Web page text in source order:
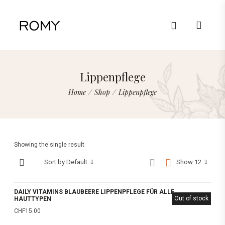
Lippenpflege
Home / Shop / Lippenpflege
Showing the single result
Show 12
Sort by Default
Out of stock
DAILY VITAMINS BLAUBEERE LIPPENPFLEGE FÜR ALLE
HAUTTYPEN
CHF15.00